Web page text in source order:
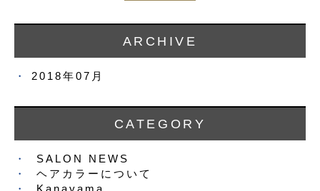
ARCHIVE
2018年07月
CATEGORY
SALON NEWS
ヘアカラーについて
Kanayama